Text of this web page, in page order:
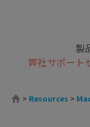
製
弊社サポート
> Resources >